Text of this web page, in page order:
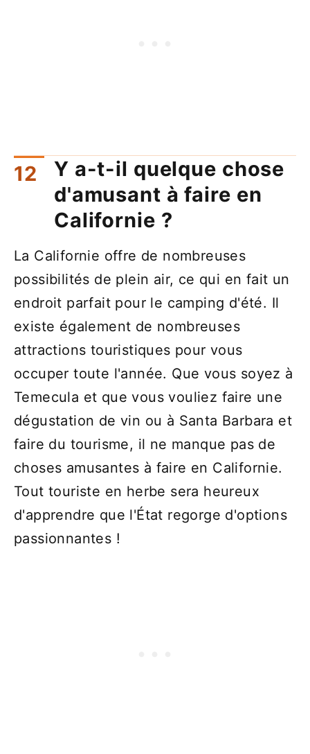
Y a-t-il quelque chose
d'amusant à faire en
Californie ?
La Californie offre de nombreuses
possibilités de plein air, ce qui en fait un
endroit parfait pour le camping d'été. Il
existe également de nombreuses
attractions touristiques pour vous
occuper toute l'année. Que vous soyez à
Temecula et que vous vouliez faire une
dégustation de vin ou à Santa Barbara et
faire du tourisme, il ne manque pas de
choses amusantes à faire en Californie.
Tout touriste en herbe sera heureux
d'apprendre que l'État regorge d'options
passionnantes !